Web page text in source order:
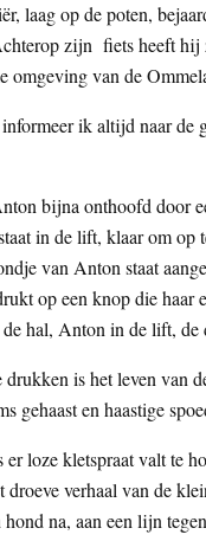
laag op de poten,
zijn fiets heeft hij
omgeving van de
ik altijd naar
bijna onthoofd door
in de lift, klaar om
van Anton staat
op een knop die
de hal, Anton in de lift,
is het leven van
gehaast en haastige
er loze kletspraat valt te
droeve verhaal van de
na, aan een lijn